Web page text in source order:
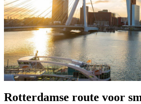
Rotterdamse route voor